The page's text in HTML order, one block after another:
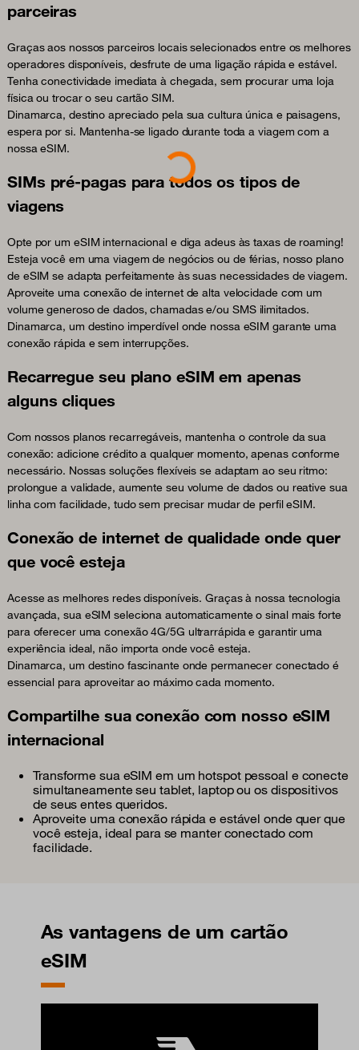
parceiras
Graças aos nossos parceiros locais selecionados entre os melhores
operadores disponíveis, desfrute de uma ligação rápida e estável.
Tenha conectividade imediata à chegada, sem procurar uma loja
física ou trocar o seu cartão SIM.
Dinamarca, destino apreciado pela sua cultura única e paisagens,
espera por si. Mantenha-se ligado durante toda a viagem com a
nossa eSIM.
SIMs pré-pagas para todos os tipos de
viagens
Opte por um eSIM internacional e diga adeus às taxas de roaming!
Esteja você em uma viagem de negócios ou de férias, nosso plano
de eSIM se adapta perfeitamente às suas necessidades de viagem.
Aproveite uma conexão de internet de alta velocidade com um
volume generoso de dados, chamadas e/ou SMS ilimitados.
Dinamarca, um destino imperdível onde nossa eSIM garante uma
conexão rápida e sem interrupções.
Recarregue seu plano eSIM em apenas
alguns cliques
Com nossos planos recarregáveis, mantenha o controle da sua
conexão: adicione crédito a qualquer momento, apenas conforme
necessário. Nossas soluções flexíveis se adaptam ao seu ritmo:
prolongue a validade, aumente seu volume de dados ou reative sua
linha com facilidade, tudo sem precisar mudar de perfil eSIM.
Conexão de internet de qualidade onde quer
que você esteja
Acesse as melhores redes disponíveis. Graças à nossa tecnologia
avançada, sua eSIM seleciona automaticamente o sinal mais forte
para oferecer uma conexão 4G/5G ultrarrápida e garantir uma
experiência ideal, não importa onde você esteja.
Dinamarca, um destino fascinante onde permanecer conectado é
essencial para aproveitar ao máximo cada momento.
Compartilhe sua conexão com nosso eSIM
internacional
Transforme sua eSIM em um hotspot pessoal e conecte
simultaneamente seu tablet, laptop ou os dispositivos
de seus entes queridos.
Aproveite uma conexão rápida e estável onde quer que
você esteja, ideal para se manter conectado com
facilidade.
As vantagens de um cartão
eSIM
Loading...